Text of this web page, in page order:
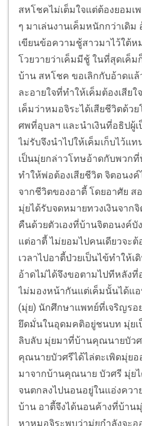
สหโชคไม่เต็มใจแต่ต้องยอมเ
ๆ มาเล่นงานเค็มหนักกว่าเดิ
เขียนข้อความชู้สาวมาไว้ใต้ห
โวยวายว่าเค็มมีชู้ ในที่สุดเค็
บ้าน สหโชค ขอเลิกกับอ้าดแล้
ละอายใจที่ทำให้เค็มต้องเสีย
เค็มว่าหมอจิระได้เสียชีวิตด้ว
ศพที่อุบลฯ และนำเงินที่อธิปผู้
ไม่รับจึงนำไปให้เค็มเก็บไว้แ
เป็นมุ่ยกล่าวโทษอ้าดกับพวกที่
ทำให้พ่อต้องเสียชีวิต จิตอนง
จากชีวิตของอาตี้ โดยอาศัย ส
มุ่ยได้รับจดหมายทวงเงินจาก
คืนด้วยตัวเองที่บ้านจิตอนงค์
แต่อาตี้ ไม่ยอมไปคนเดียวจะต้
เวลาไปอาตี้ป่วยเป็นไข้ทำให้
อ้าดไม่ได้จึงขอตามไปทีหลังที่
ไม่มองหน้ากันแต่เค็มนั้นได้แ
(มุ่ย) นักศึกษาแพทย์ที่เจริญรอ
ยึดมั่นในอุดมคติอยู่ชนบท มุ่ยเ
ลิบลับ มุ่ยมาที่บ้านคุณนายบัวศ
คุณนายบัวศรีได้ไล่ตะเพิดมุ่ย
มาจากบ้านคุณนาย บัวศรี มุ่ย
จนตกลงไปนอนอยู่ในแอ่งคว
บ้าน อาตี้จึงได้นอนค้างที่บ้าน
หาหมอจิระพบว่ามุ่ยกำลังจะอ